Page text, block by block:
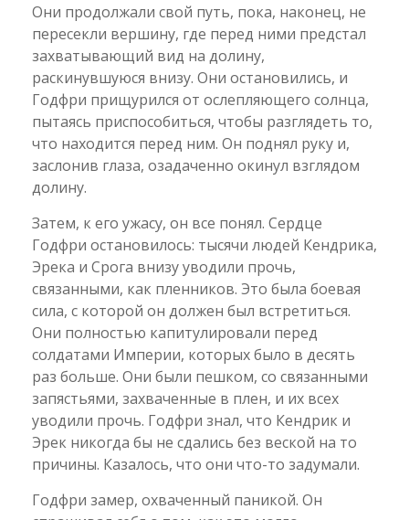
Они продолжали свой путь, пока, наконец, не
пересекли вершину, где перед ними предстал
захватывающий вид на долину,
раскинувшуюся внизу. Они остановились, и
Годфри прищурился от ослепляющего солнца,
пытаясь приспособиться, чтобы разглядеть то,
что находится перед ним. Он поднял руку и,
заслонив глаза, озадаченно окинул взглядом
долину.
Затем, к его ужасу, он все понял. Сердце
Годфри остановилось: тысячи людей Кендрика,
Эрека и Срога внизу уводили прочь,
связанными, как пленников. Это была боевая
сила, с которой он должен был встретиться.
Они полностью капитулировали перед
солдатами Империи, которых было в десять
раз больше. Они были пешком, со связанными
запястьями, захваченные в плен, и их всех
уводили прочь. Годфри знал, что Кендрик и
Эрек никогда бы не сдались без веской на то
причины. Казалось, что они что-то задумали.
Годфри замер, охваченный паникой. Он